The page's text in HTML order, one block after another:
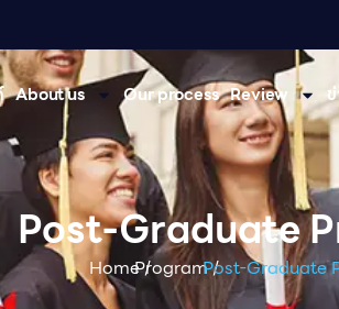
About us Our process Review
Post-Graduate
Home /Program /Post-Graduate